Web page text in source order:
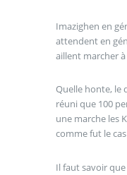
Imazighen en
attendent en
aillent marcher
Quelle honte, le
réuni que 100
une marche les
comme fut le
Il faut savoir